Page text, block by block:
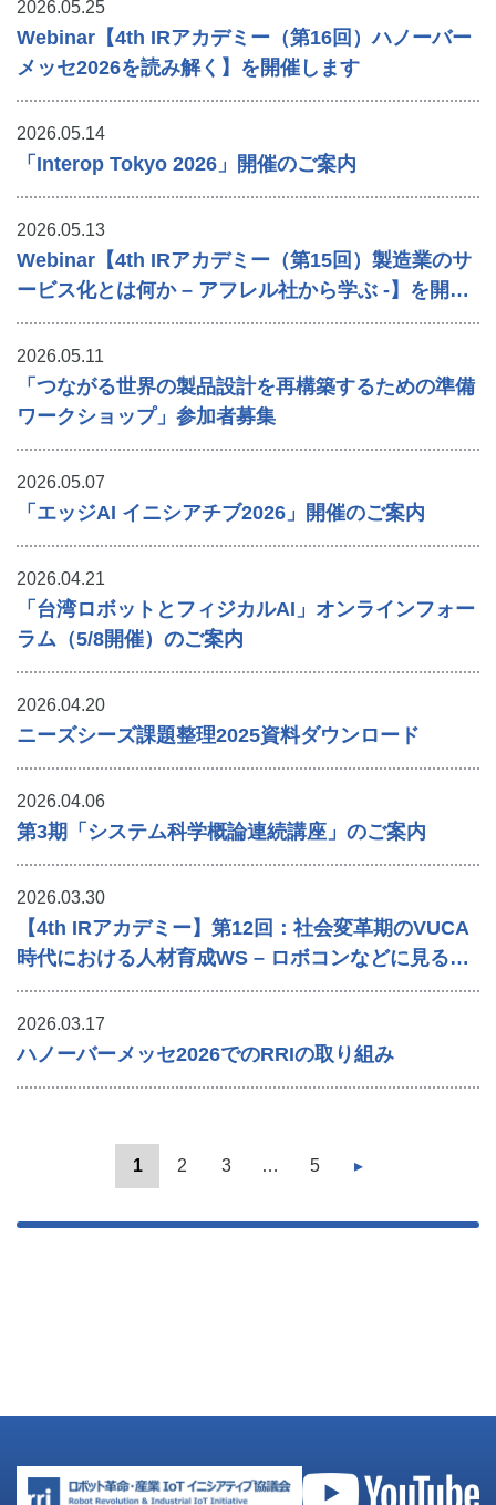
2026.05.25
Webinar【4th IRアカデミー（第16回）ハノーバー
メッセ2026を読み解く】を開催します
2026.05.14
「Interop Tokyo 2026」開催のご案内
2026.05.13
Webinar【4th IRアカデミー（第15回）製造業のサ
ービス化とは何か – アフレル社から学ぶ -】を開催
します
2026.05.11
「つながる世界の製品設計を再構築するための準備
ワークショップ」参加者募集
2026.05.07
「エッジAI イニシアチブ2026」開催のご案内
2026.04.21
「台湾ロボットとフィジカルAI」オンラインフォー
ラム（5/8開催）のご案内
2026.04.20
ニーズシーズ課題整理2025資料ダウンロード
2026.04.06
第3期「システム科学概論連続講座」のご案内
2026.03.30
【4th IRアカデミー】第12回：社会変革期のVUCA
時代における人材育成WS – ロボコンなどに見るα
世代の未来 –
2026.03.17
ハノーバーメッセ2026でのRRIの取り組み
1 2 3 … 5 ▸